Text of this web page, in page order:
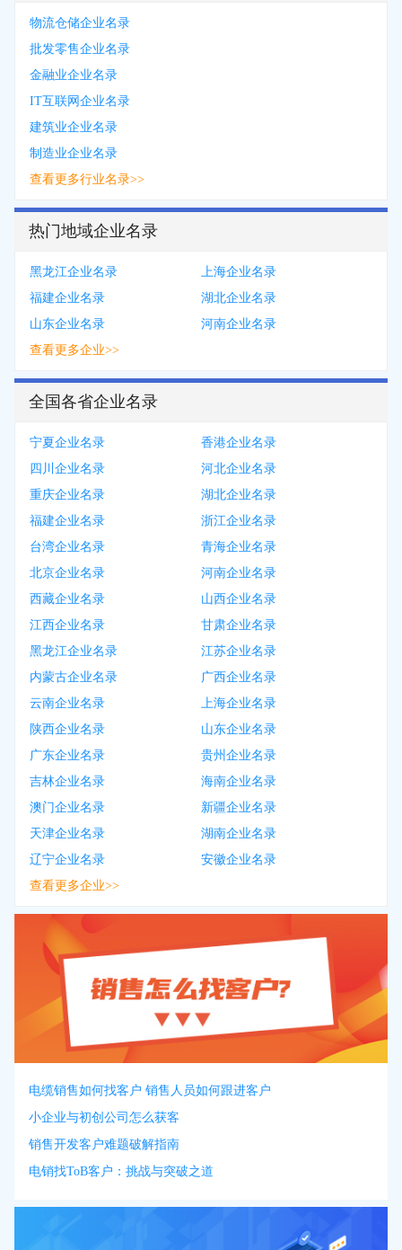
物流仓储企业名录
批发零售企业名录
金融业企业名录
IT互联网企业名录
建筑业企业名录
制造业企业名录
查看更多行业名录>>
热门地域企业名录
黑龙江企业名录
上海企业名录
福建企业名录
湖北企业名录
山东企业名录
河南企业名录
查看更多企业>>
全国各省企业名录
宁夏企业名录
香港企业名录
四川企业名录
河北企业名录
重庆企业名录
湖北企业名录
福建企业名录
浙江企业名录
台湾企业名录
青海企业名录
北京企业名录
河南企业名录
西藏企业名录
山西企业名录
江西企业名录
甘肃企业名录
黑龙江企业名录
江苏企业名录
内蒙古企业名录
广西企业名录
云南企业名录
上海企业名录
陕西企业名录
山东企业名录
广东企业名录
贵州企业名录
吉林企业名录
海南企业名录
澳门企业名录
新疆企业名录
天津企业名录
湖南企业名录
辽宁企业名录
安徽企业名录
查看更多企业>>
电缆销售如何找客户 销售人员如何跟进客户
小企业与初创公司怎么获客
销售开发客户难题破解指南
电销找ToB客户：挑战与突破之道